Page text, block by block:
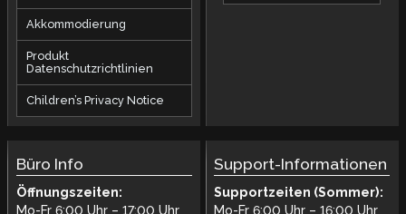
Akkommodierung
Produkt
Datenschutzrichtlinien
Children’s Privacy Notice
Büro Info
Öffnungszeiten:
Mo-Fr 6:00 Uhr – 17:00 Uhr
Support-Informationen
Supportzeiten (Sommer):
Mo-Fr 6:00 Uhr – 16:00 Uhr